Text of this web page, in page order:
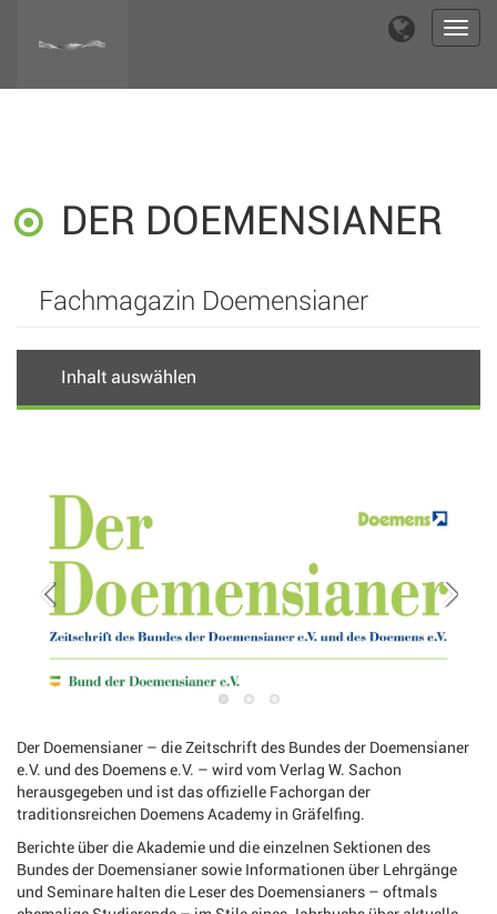
DER DOEMENSIANER
Fachmagazin Doemensianer
Inhalt auswählen
Der Doemensianer – die Zeitschrift des Bundes der Doemensianer
e.V. und des Doemens e.V. – wird vom Verlag W. Sachon
herausgegeben und ist das offizielle Fachorgan der
traditionsreichen Doemens Academy in Gräfelfing.
Berichte über die Akademie und die einzelnen Sektionen des
Bundes der Doemensianer sowie Informationen über Lehrgänge
und Seminare halten die Leser des Doemensianers – oftmals